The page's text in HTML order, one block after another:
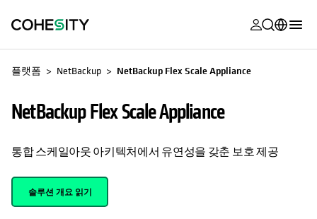
opens in a
opens in a
opens in a
지원
opens in a
opens in a
opens in a
opens in a
opens in a
Deutsch (Germany)
Français (France)
플랫폼 NetBackup NetBackup Flex Scale Appliance
NetBackup Flex Scale Appliance
통합 스케일아웃 아키텍처에서 유연성을 갖춘 보호 제공
솔루션 개요 읽기
OPENS IN A NEW TAB